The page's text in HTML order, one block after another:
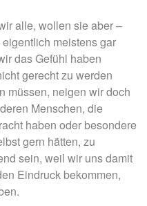
alle, wollen sie aber –
meistens gar
das Gefühl haben
gerecht zu werden
müssen, neigen wir doch
Menschen, die
haben oder besondere
gern hätten, zu
sein, weil wir uns damit
Eindruck bekommen,